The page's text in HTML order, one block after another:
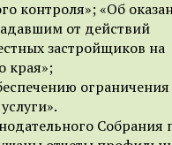
контроля»; «Об
от действий
застройщиков на
края»;
Собрания